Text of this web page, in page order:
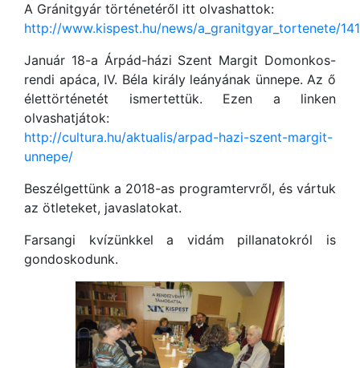
A Gránitgyár történetéről itt olvashattok:
http://www.kispest.hu/news/a_granitgyar_tortenete/
Január 18-a Árpád-házi Szent Margit Domonkos-
rendi apáca, IV. Béla király leányának ünnepe. Az ő
élettörténetét ismertettük. Ezen a linken
olvashatjátok:
http://cultura.hu/aktualis/arpad-hazi-szent-margit-
unnepe/
Beszélgettünk a 2018-as programtervről, és vártuk
az ötleteket, javaslatokat.
Farsangi kvízünkkel a vidám pillanatokról is
gondoskodunk.